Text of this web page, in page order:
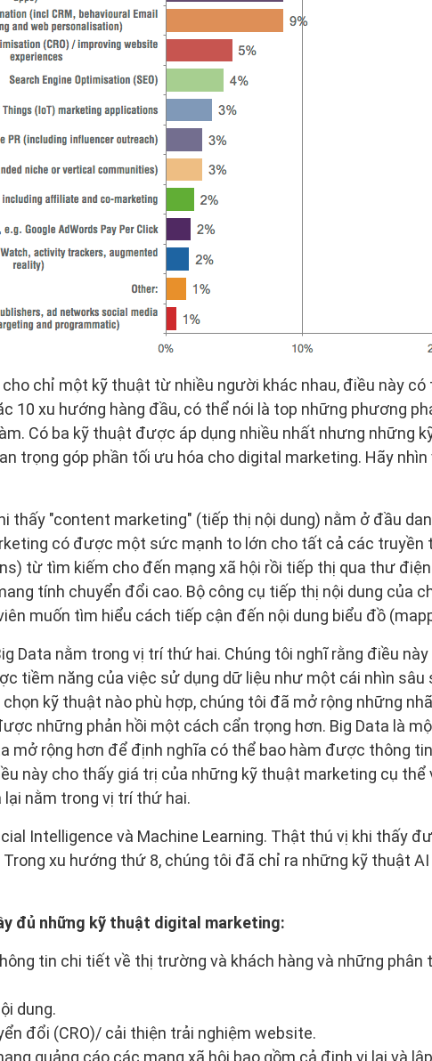
chỉ một kỹ thuật từ nhiều người khác nhau, điều này có
10 xu hướng hàng đầu, có thể nói là top những phương
Có ba kỹ thuật được áp dụng nhiều nhất nhưng những
trọng góp phần tối ưu hóa cho digital marketing. Hãy
thấy "content marketing" (tiếp thị nội dung) nằm ở đầu
có được một sức mạnh to lớn cho tất cả các truyền
từ tìm kiếm cho đến mạng xã hội rồi tiếp thị qua thư
tính chuyển đổi cao. Bộ công cụ tiếp thị nội dung của
muốn tìm hiểu cách tiếp cận đến nội dung biểu đồ
Data nằm trong vị trí thứ hai. Chúng tôi nghĩ rằng điều
tiềm năng của việc sử dụng dữ liệu như một cái nhìn sâu
kỹ thuật nào phù hợp, chúng tôi đã mở rộng những
những phản hồi một cách cẩn trọng hơn. Big Data là
mở rộng hơn để định nghĩa có thể bao hàm được thông
này cho thấy giá trị của những kỹ thuật marketing cụ thể
nằm trong vị trí thứ hai.
Intelligence và Machine Learning. Thật thú vị khi thấy
xu hướng thứ 8, chúng tôi đã chỉ ra những kỹ thuật
đủ những kỹ thuật digital marketing:
tin chi tiết về thị trường và khách hàng và những phân
dung.
đổi (CRO)/ cải thiện trải nghiệm website.
quảng cáo các mạng xã hội bao gồm cả định vị lại và